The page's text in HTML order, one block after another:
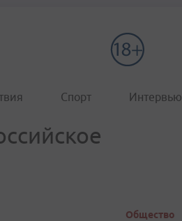
Спорт Интервью
Общество